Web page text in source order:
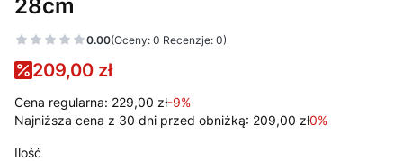
28cm
0.00(Oceny: 0 Recenzje: 0)
209,00 zł
Cena regularna: 229,00 zł-9%
Najniższa cena z 30 dni przed obniżką: 209,00 zł0%
Ilość